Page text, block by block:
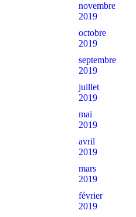
novembre
2019
octobre
2019
septembre
2019
juillet
2019
mai
2019
avril
2019
mars
2019
février
2019